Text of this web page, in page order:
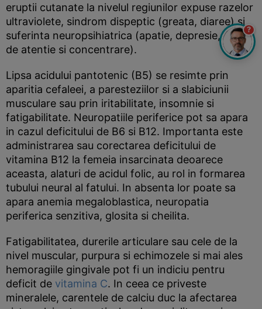
eruptii cutanate la nivelul regiunilor expuse razelor
ultraviolete, sindrom dispeptic (greata, diaree) si
suferinta neuropsihiatrica (apatie, depresie, deficit
de atentie si concentrare).
Lipsa acidului pantotenic (B5) se resimte prin
aparitia cefaleei, a paresteziilor si a slabiciunii
musculare sau prin iritabilitate, insomnie si
fatigabilitate. Neuropatiile periferice pot sa apara
in cazul deficitului de B6 si B12. Importanta este
administrarea sau corectarea deficitului de
vitamina B12 la femeia insarcinata deoarece
aceasta, alaturi de acidul folic, au rol in formarea
tubului neural al fatului. In absenta lor poate sa
apara anemia megaloblastica, neuropatia
periferica senzitiva, glosita si cheilita.
Fatigabilitatea, durerile articulare sau cele de la
nivel muscular, purpura si echimozele si mai ales
hemoragiile gingivale pot fi un indiciu pentru
deficit de vitamina C. In ceea ce priveste
mineralele, carentele de calciu duc la afectarea
?